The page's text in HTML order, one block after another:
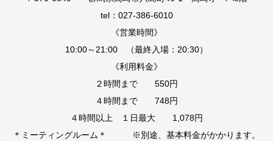
tel：027-386-6010
《営業時間》
10:00～21:00 （最終入場：20:30）
《利用料金》
２時間まで 550円
４時間まで 748円
４時間以上 １日最大 1,078円
＊ミーティングルーム＊ ※別途、基本料金がかかります。